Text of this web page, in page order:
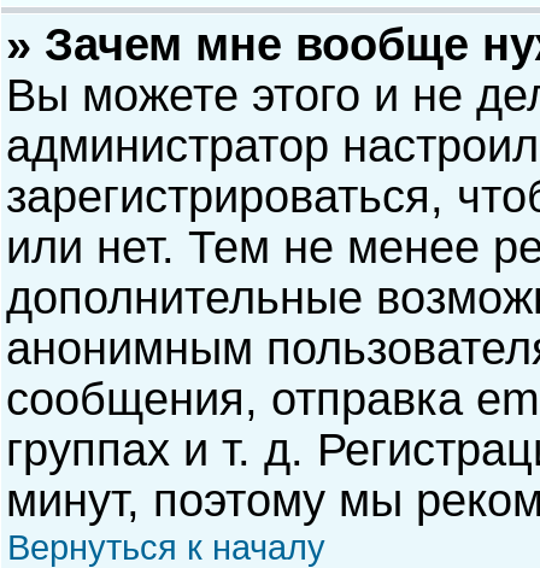
» Зачем мне вообще
Вы можете этого и не
администратор
зарегистрироваться,
или нет. Тем не менее
дополнительные
анонимным
сообщения, отправка
группах и т. д.
минут, поэтому мы
Вернуться к началу